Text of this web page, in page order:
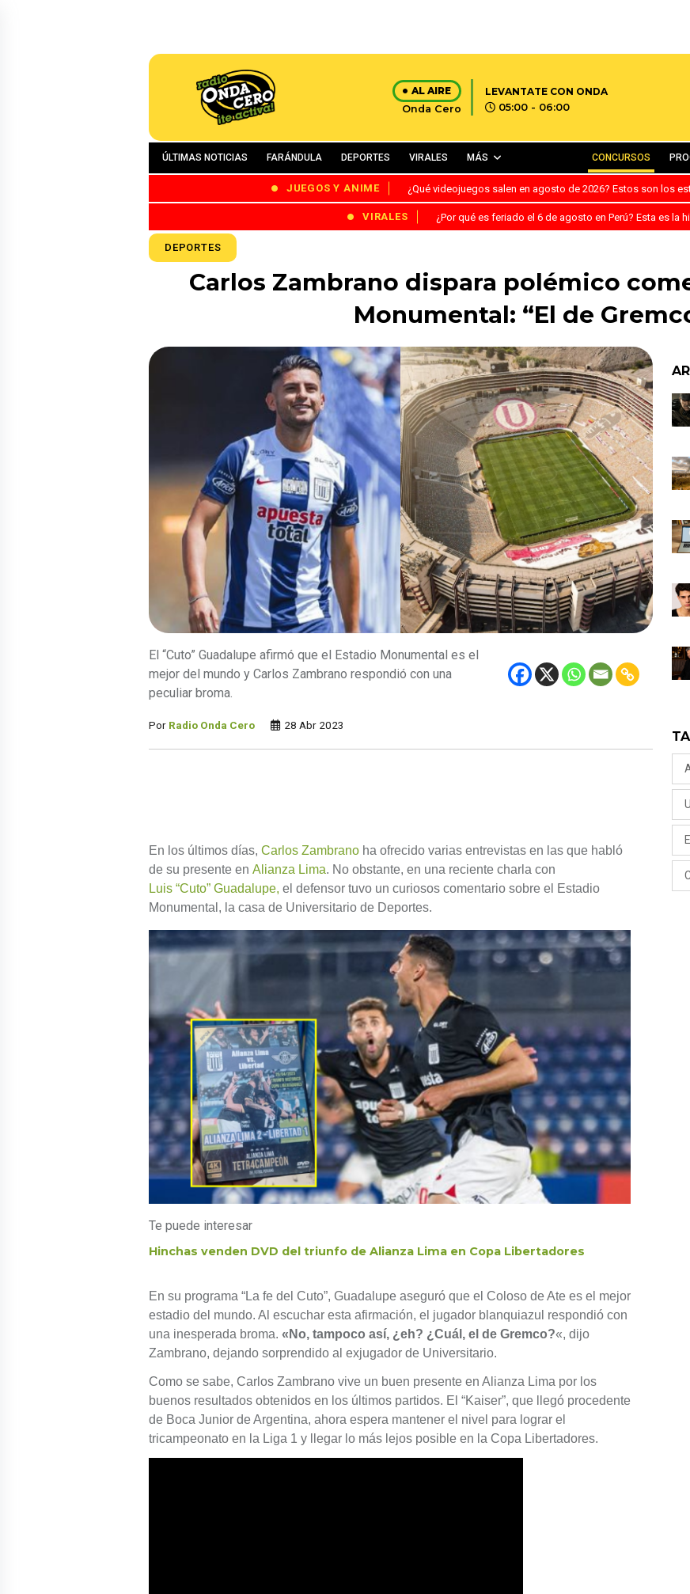
AL AIRE
Onda Cero
LEVANTATE CON ONDA
05:00 - 06:00
ÚLTIMAS NOTICIAS FARÁNDULA DEPORTES VIRALES MÁS CONCURSOS
JUEGOS Y ANIME ¿Qué videojuegos salen en agosto de 2026? Estos son los
VIRALES ¿Por qué es feriado el 6 de agosto en Perú? Esta es la
DEPORTES
Carlos Zambrano dispara polémico
Monumental: “El de
El “Cuto” Guadalupe afirmó que el Estadio Monumental es el
mejor del mundo y Carlos Zambrano respondió con una
peculiar broma.
Por Radio Onda Cero 28 Abr 2023
En los últimos días, Carlos Zambrano ha ofrecido varias entrevistas en las que habló
de su presente en Alianza Lima. No obstante, en una reciente charla con
Luis “Cuto” Guadalupe, el defensor tuvo un curiosos comentario sobre el Estadio
Monumental, la casa de Universitario de Deportes.
Te puede interesar
Hinchas venden DVD del triunfo de Alianza Lima en Copa Libertadores
En su programa “La fe del Cuto”, Guadalupe aseguró que el Coloso de Ate es el mejor
estadio del mundo. Al escuchar esta afirmación, el jugador blanquiazul respondió con
una inesperada broma. «No, tampoco así, ¿eh? ¿Cuál, el de Gremco?«, dijo
Zambrano, dejando sorprendido al exjugador de Universitario.
Como se sabe, Carlos Zambrano vive un buen presente en Alianza Lima por los
buenos resultados obtenidos en los últimos partidos. El “Kaiser”, que llegó procedente
de Boca Junior de Argentina, ahora espera mantener el nivel para lograr el
tricampeonato en la Liga 1 y llegar lo más lejos posible en la Copa Libertadores.